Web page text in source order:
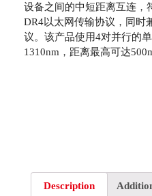
设备之间的中短距离互连，
DR4以太网传输协议，同时
议。该产品使用4对并行的
1310nm，距离最高可达
Description